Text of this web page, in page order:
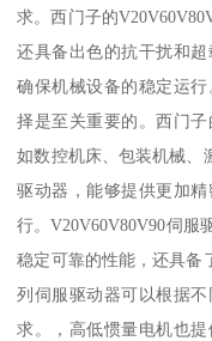
求。西门子的
还具备出色的抗干扰和
确保机械设备的稳定运
择是至关重要的。西门
如数控机床、包装机械、
驱动器，能够提供更加
行。V20V60V80V90伺服
稳定可靠的性能，还具备
列伺服驱动器可以根据
求。，高低惯量电机也